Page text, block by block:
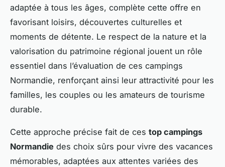
adaptée à tous les âges, complète cette offre en
favorisant loisirs, découvertes culturelles et
moments de détente. Le respect de la nature et la
valorisation du patrimoine régional jouent un rôle
essentiel dans l’évaluation de ces campings
Normandie, renforçant ainsi leur attractivité pour les
familles, les couples ou les amateurs de tourisme
durable.
Cette approche précise fait de ces top campings
Normandie des choix sûrs pour vivre des vacances
mémorables, adaptées aux attentes variées des